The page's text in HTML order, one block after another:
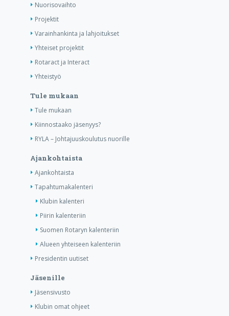
Nuorisovaihto
Projektit
Varainhankinta ja lahjoitukset
Yhteiset projektit
Rotaract ja Interact
Yhteistyö
Tule mukaan
Tule mukaan
Kiinnostaako jäsenyys?
RYLA – Johtajuuskoulutus nuorille
Ajankohtaista
Ajankohtaista
Tapahtumakalenteri
Klubin kalenteri
Piirin kalenteriin
Suomen Rotaryn kalenteriin
Alueen yhteiseen kalenteriin
Presidentin uutiset
Jäsenille
Jäsensivusto
Klubin omat ohjeet